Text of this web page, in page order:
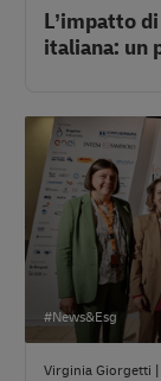
L’impatto
italiana: un partner strategico per il sistema
#News&Esg
Virginia Giorgetti |